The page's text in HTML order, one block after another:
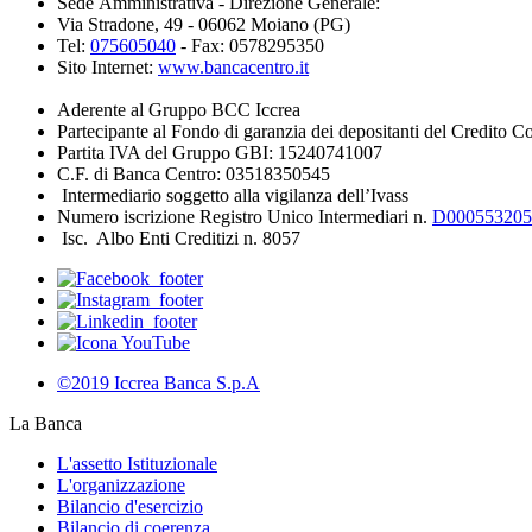
Via Stradone, 49 - 06062 Moiano (PG)
Tel: 075605040 - Fax: 0578295350
Sito Internet: www.bancacentro.it
Aderente al Gruppo BCC Iccrea
Partecipante al Fondo di garanzia dei depositanti del Credito
Partita IVA del Gruppo GBI: 15240741007
C.F. di Banca Centro: 03518350545
Intermediario soggetto alla vigilanza dell’Ivass
Numero iscrizione Registro Unico Intermediari n. D000553205
Isc. Albo Enti Creditizi n. 8057
©2019 Iccrea Banca S.p.A
La Banca
L'assetto Istituzionale
L'organizzazione
Bilancio d'esercizio
Bilancio di coerenza